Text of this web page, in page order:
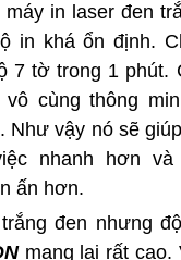
máy in laser đen
in khá ổn định.
7 tờ trong 1 phút.
vô cùng thông
Như vậy nó sẽ
nhanh hơn
ấn hơn.
đen nhưng
mang lại rất cao.